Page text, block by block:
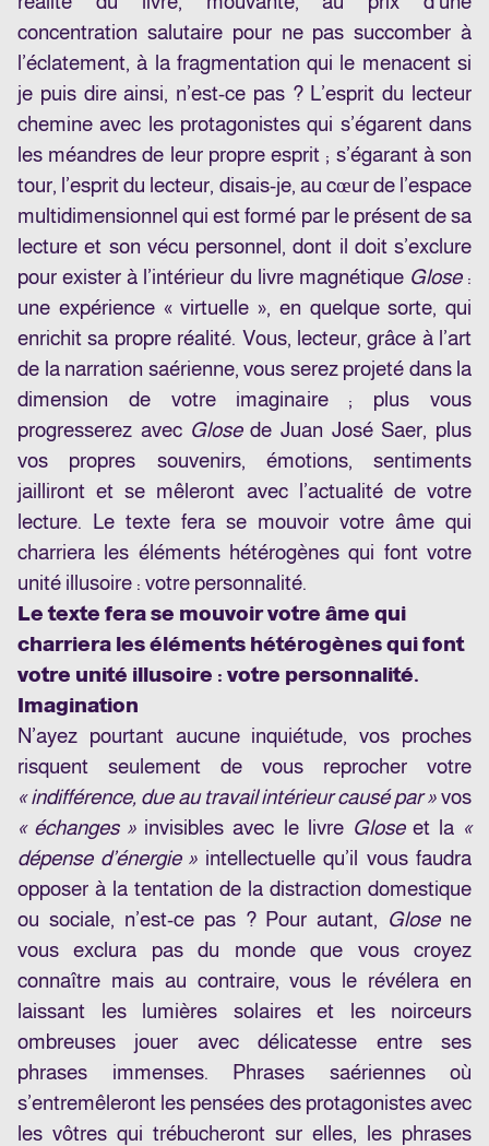
concentration salutaire pour ne pas succomber à
l’éclatement, à la fragmentation qui le menacent si
je puis dire ainsi, n’est-ce pas ? L’esprit du lecteur
chemine avec les protagonistes qui s’égarent dans
les méandres de leur propre esprit ; s’égarant à son
tour, l’esprit du lecteur, disais-je, au cœur de l’espace
multidimensionnel qui est formé par le présent de sa
lecture et son vécu personnel, dont il doit s’exclure
pour exister à l’intérieur du livre magnétique Glose:
une expérience « virtuelle », en quelque sorte, qui
enrichit sa propre réalité. Vous, lecteur, grâce à l’art
de la narration saérienne, vous serez projeté dans la
dimension de votre imaginaire ; plus vous
progresserez avec Glosede Juan José Saer, plus
vos propres souvenirs, émotions, sentiments
jailliront et se mêleront avec l’actualité de votre
lecture. Le texte fera se mouvoir votre âme qui
charriera les éléments hétérogènes qui font votre
unité illusoire : votre personnalité.
Le texte fera se mouvoir votre âme qui
charriera les éléments hétérogènes qui font
votre unité illusoire : votre personnalité.
Imagination
N’ayez pourtant aucune inquiétude, vos proches
risquent seulement de vous reprocher votre
« indifférence, due au travail intérieur causé par »vos
« échanges »invisibles avec le livre Glose et la «
dépense d’énergie »intellectuelle qu’il vous faudra
opposer à la tentation de la distraction domestique
ou sociale, n’est-ce pas ? Pour autant, Glosene
vous exclura pas du monde que vous croyez
connaître mais au contraire, vous le révélera en
laissant les lumières solaires et les noirceurs
ombreuses jouer avec délicatesse entre ses
phrases immenses. Phrases saériennes où
s’entremêleront les pensées des protagonistes avec
les vôtres qui trébucheront sur elles, les phrases